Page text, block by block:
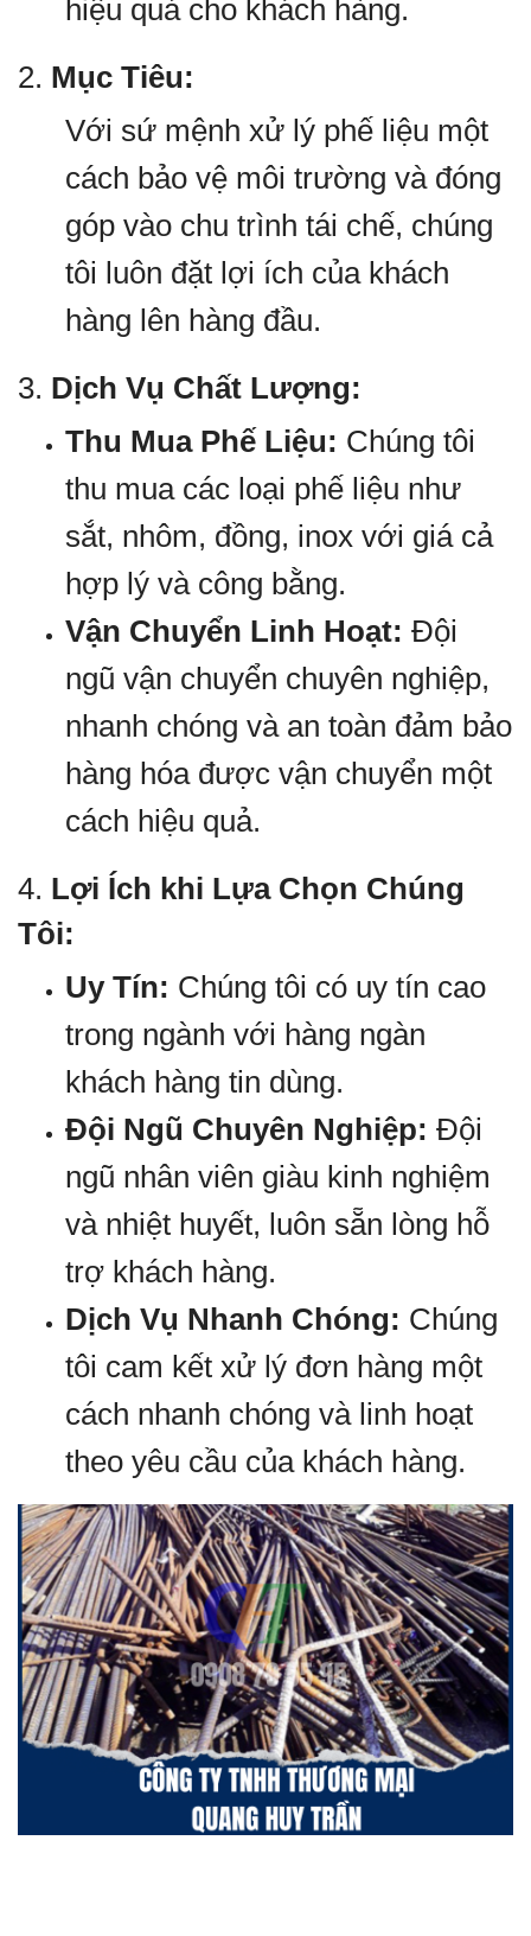
hiệu quả cho khách hàng.
2. Mục Tiêu:
Với sứ mệnh xử lý phế liệu một
cách bảo vệ môi trường và đóng
góp vào chu trình tái chế, chúng
tôi luôn đặt lợi ích của khách
hàng lên hàng đầu.
3. Dịch Vụ Chất Lượng:
Thu Mua Phế Liệu: Chúng tôi
thu mua các loại phế liệu như
sắt, nhôm, đồng, inox với giá cả
hợp lý và công bằng.
Vận Chuyển Linh Hoạt: Đội
ngũ vận chuyển chuyên nghiệp,
nhanh chóng và an toàn đảm bảo
hàng hóa được vận chuyển một
cách hiệu quả.
4. Lợi Ích khi Lựa Chọn Chúng
Tôi:
Uy Tín: Chúng tôi có uy tín cao
trong ngành với hàng ngàn
khách hàng tin dùng.
Đội Ngũ Chuyên Nghiệp: Đội
ngũ nhân viên giàu kinh nghiệm
và nhiệt huyết, luôn sẵn lòng hỗ
trợ khách hàng.
Dịch Vụ Nhanh Chóng: Chúng
tôi cam kết xử lý đơn hàng một
cách nhanh chóng và linh hoạt
theo yêu cầu của khách hàng.